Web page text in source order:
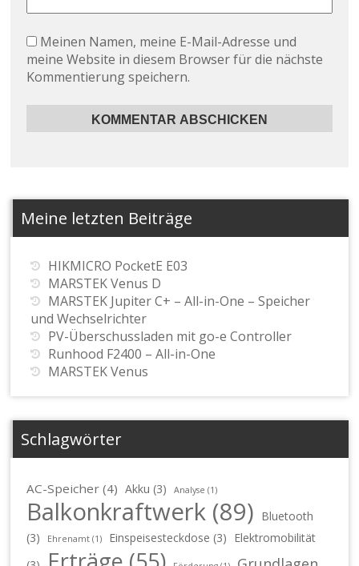
Meinen Namen, meine E-Mail-Adresse und
meine Website in diesem Browser für die nächste
Kommentierung speichern.
Meine letzten Beiträge
HIKMICRO PocketE E03
MARSTEK Venus D
MARSTEK Jupiter C+ – All-in-One – Speicher
und Wechselrichter
PV-Überschussladen mit go-e Controller
Runhood F2400 – All-in-One
MARSTEK Venus
Schlagwörter
AC-Speicher (4) Akku (3) Analyse (1)
Balkonkraftwerk (89) Bluetooth
(3)
Ehrenamt (1) Einspeisesteckdose (3) Elektromobilität